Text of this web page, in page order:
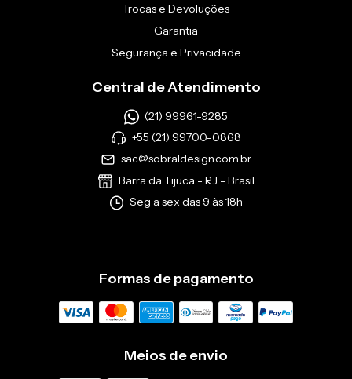
Trocas e Devoluções
Garantia
Segurança e Privacidade
Central de Atendimento
(21) 99961-9285
+55 (21) 99700-0868
sac@sobraldesign.com.br
Barra da Tijuca - RJ - Brasil
Seg a sex das 9 às 18h
Formas de pagamento
Meios de envio